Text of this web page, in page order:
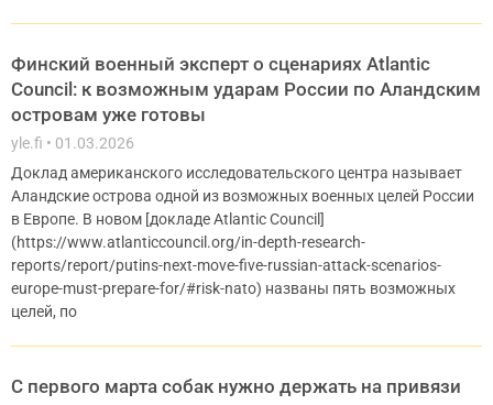
Финский военный эксперт о сценариях Atlantic
Council: к возможным ударам России по Аландским
островам уже готовы
yle.fi
01.03.2026
Доклад американского исследовательского центра называет
Аландские острова одной из возможных военных целей России
в Европе. В новом [докладе Atlantic Council]
(https://www.atlanticcouncil.org/in-depth-research-
reports/report/putins-next-move-five-russian-attack-scenarios-
europe-must-prepare-for/#risk-nato) названы пять возможных
целей, по
С первого марта собак нужно держать на привязи